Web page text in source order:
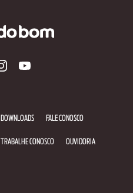
DOWNLOADS FALE CONOSCO
TRABALHE CONOSCO OUVIDORIA